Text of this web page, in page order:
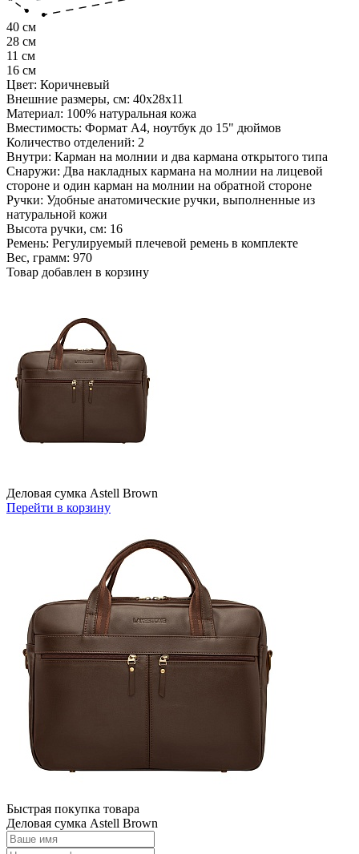
40 см
28 см
11 см
16 см
Цвет: Коричневый
Внешние размеры, см: 40х28х11
Материал: 100% натуральная кожа
Вместимость: Формат А4, ноутбук до 15" дюймов
Количество отделений: 2
Внутри: Карман на молнии и два кармана открытого типа
Снаружи: Два накладных кармана на молнии на лицевой
стороне и один карман на молнии на обратной стороне
Ручки: Удобные анатомические ручки, выполненные из
натуральной кожи
Высота ручки, см: 16
Ремень: Регулируемый плечевой ремень в комплекте
Вес, грамм: 970
Товар добавлен в корзину
Деловая сумка Astell Brown
Перейти в корзину
Быстрая покупка товара
Деловая сумка Astell Brown